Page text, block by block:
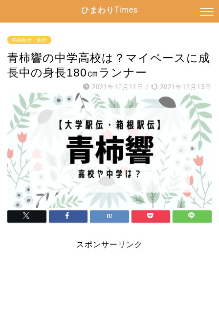
ひまわりTimes
箱根駅伝・駅伝
青柿響の中学高校は？マイペースに成
長中の身長180㎝ランナー
2021年12月11日 / 2021年12月13日
スポンサーリンク